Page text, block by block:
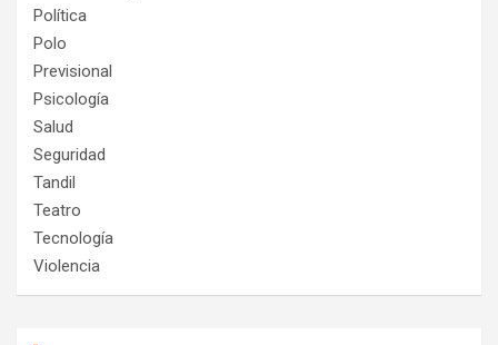
Política
Polo
Previsional
Psicología
Salud
Seguridad
Tandil
Teatro
Tecnología
Violencia